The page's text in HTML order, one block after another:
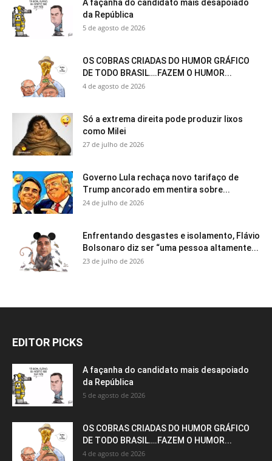
A façanha do candidato mais desapoiado
da República
5 de agosto de 2026
OS COBRAS CRIADAS DO HUMOR GRÁFICO
DE TODO BRASIL….FAZEM O HUMOR...
4 de agosto de 2026
Só a extrema direita pode produzir lixos
como Milei
27 de julho de 2026
Governo Lula rechaça novo tarifaço de
Trump ancorado em mentira sobre...
24 de julho de 2026
Enfrentando desgastes e isolamento, Flávio
Bolsonaro diz ser “uma pessoa altamente...
23 de julho de 2026
EDITOR PICKS
A façanha do candidato mais desapoiado
da República
5 de agosto de 2026
OS COBRAS CRIADAS DO HUMOR GRÁFICO
DE TODO BRASIL….FAZEM O HUMOR...
4 de agosto de 2026